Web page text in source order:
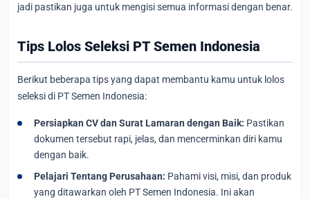
jadi pastikan juga untuk mengisi semua informasi dengan benar.
Tips Lolos Seleksi PT Semen Indonesia
Berikut beberapa tips yang dapat membantu kamu untuk lolos
seleksi di PT Semen Indonesia:
Persiapkan CV dan Surat Lamaran dengan Baik: Pastikan
dokumen tersebut rapi, jelas, dan mencerminkan diri kamu
dengan baik.
Pelajari Tentang Perusahaan: Pahami visi, misi, dan produk
yang ditawarkan oleh PT Semen Indonesia. Ini akan